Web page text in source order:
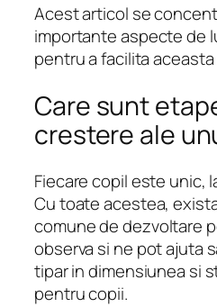
Acest articol se
importante aspecte de
pentru a facilita aceasta
Care sunt
crestere ale
Fiecare copil este unic,
Cu toate acestea,
comune de dezvoltare
observa si ne pot ajuta
tipar in dimensiunea si
pentru copii.